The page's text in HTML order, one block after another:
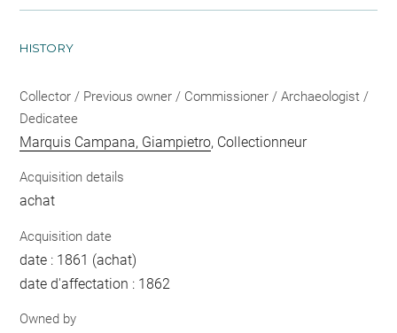
HISTORY
Collector / Previous owner / Commissioner / Archaeologist /
Dedicatee
Marquis Campana, Giampietro, Collectionneur
Acquisition details
achat
Acquisition date
date : 1861 (achat)
date d'affectation : 1862
Owned by